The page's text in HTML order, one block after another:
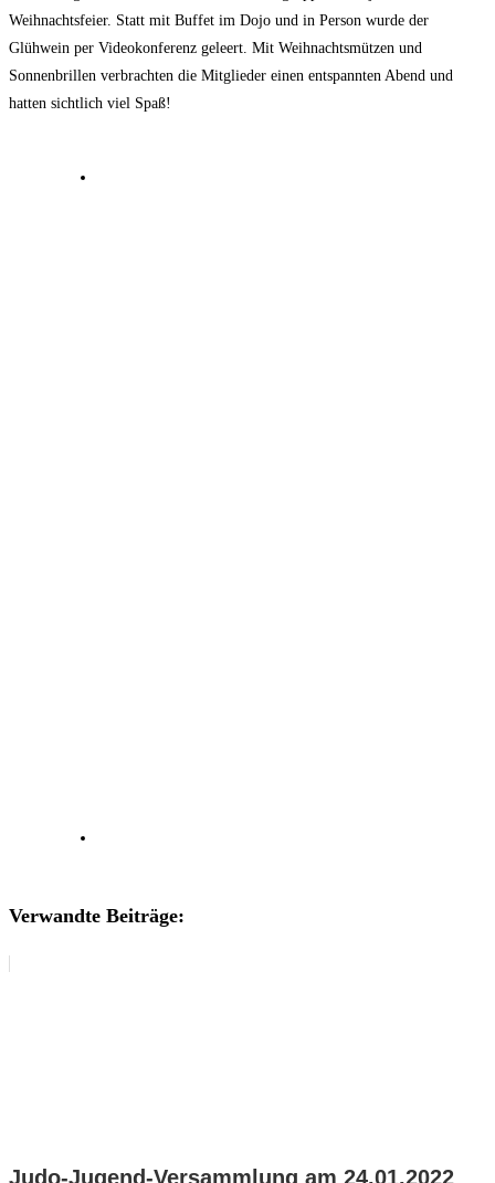
Weihnachtsfeier. Statt mit Buffet im Dojo und in Person wurde der
Glühwein per Videokonferenz geleert. Mit Weihnachtsmützen und
Sonnenbrillen verbrachten die Mitglieder einen entspannten Abend und
hatten sichtlich viel Spaß!
Verwandte Beiträge:
Judo-Jugend-Versammlung am 24.01.2022